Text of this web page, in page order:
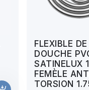
FLEXIBLE DE
DOUCHE
SATINELUX
FEMÈLE ANTI
TORSION